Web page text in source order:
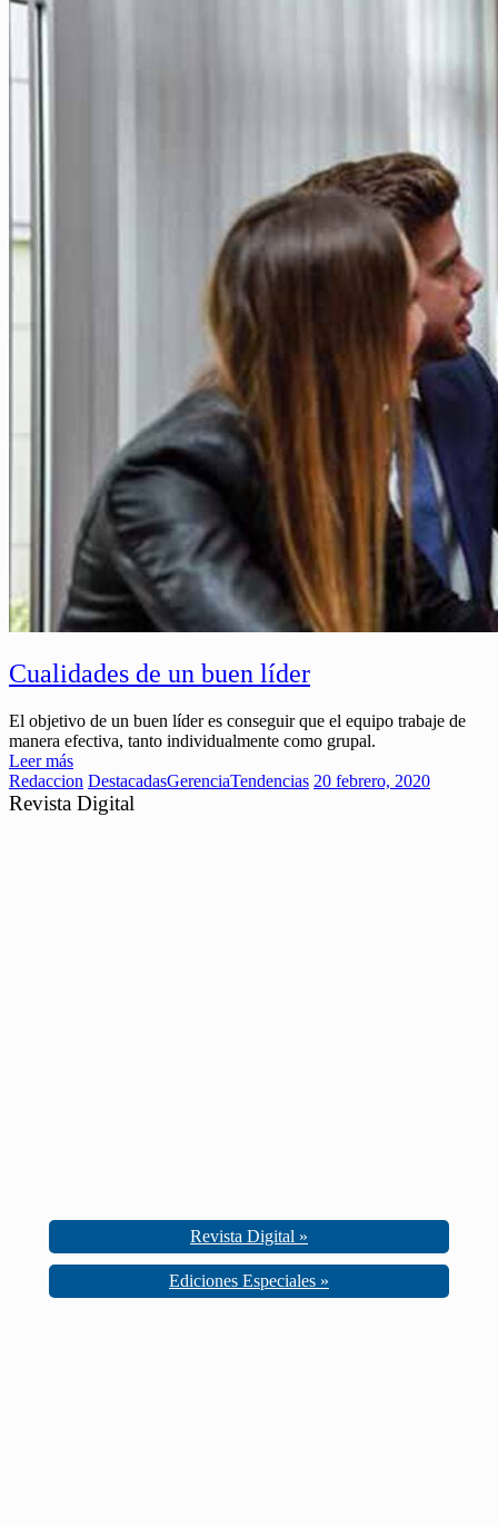
Cualidades de un buen líder
El objetivo de un buen líder es conseguir que el equipo trabaje de
manera efectiva, tanto individualmente como grupal.
Leer más
Redaccion DestacadasGerenciaTendencias 20 febrero, 2020
Revista Digital
Revista Digital »
Ediciones Especiales »